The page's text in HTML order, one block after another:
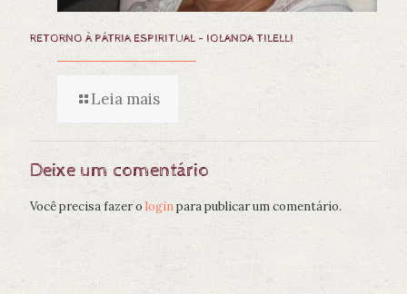
RETORNO À PÁTRIA ESPIRITUAL – IOLANDA TILELLI
Leia mais
Deixe um comentário
Você precisa fazer o loginpara publicar um comentário.